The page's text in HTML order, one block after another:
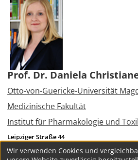
Prof. Dr. Daniela
Otto-von-Guericke-Universität
Medizinische Fakultät
Institut für Pharmakologie und
Leipziger Straße 44
39120
Magdeburg
Tel.:
+49 391 6715875
Wir verwenden Cookies und